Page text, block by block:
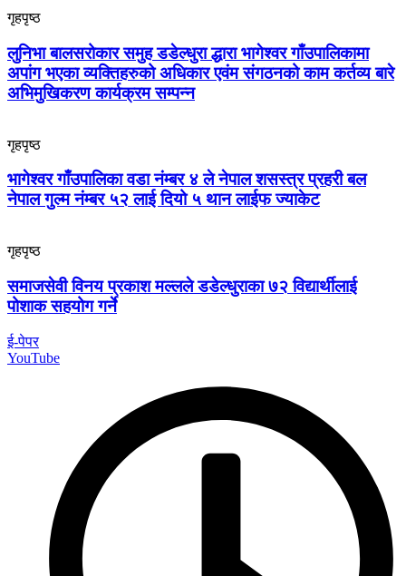
गृहपृष्ठ
लुनिभा बालसरोकार समुह डडेल्धुरा द्धारा भागेश्वर गाँउपालिकामा
अपांग भएका व्यक्तिहरुको अधिकार एवंम संगठनको काम कर्तव्य बारे
अभिमुखिकरण कार्यक्रम सम्पन्न
गृहपृष्ठ
भागेश्वर गाँउपालिका वडा नंम्बर ४ ले नेपाल शसस्त्र प्रहरी बल
नेपाल गुल्म नंम्बर ५२ लाई दियो ५ थान लाईफ ज्याकेट
गृहपृष्ठ
समाजसेवी विनय प्रकाश मल्लले डडेल्धुराका ७२ विद्यार्थीलाई
पोशाक सहयोग गर्ने
ई-पेपर
YouTube